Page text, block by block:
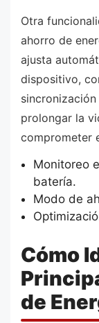
Otra
ahorro de
ajusta
dispositivo,
prolongar la
comprometer
Monitoreo
batería.
Modo de
Cómo
de